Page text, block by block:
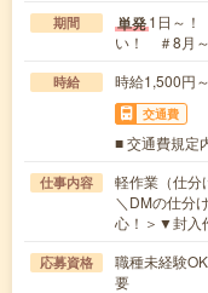
期間 単発1日～！
い！ ＃8月
時給 時給1,500円
交通費
■ 交通費規定
仕事内容
軽作業（仕分
＼DMの仕分
心！＞▼封入
応募資格
職種未経験
要